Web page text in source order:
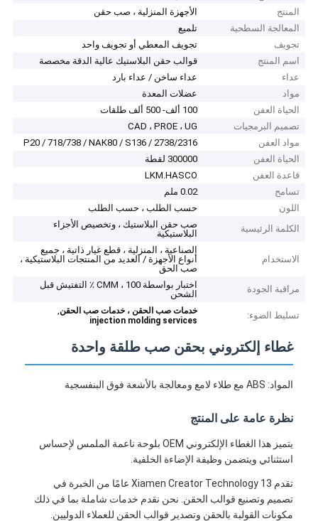
المنتج
الأجهزة المنزلية ، صب حقن
المعالجة السطحية
تلميع
تجويف
تجويف المعطي أو تجويف واحد
اسم المنتج
قوالب حقن البلاستيك عالية الدقة مخصصة
عداء
عداء ساخن / عداء بارد
مواد
عضلات المعدة
الحياة العفن
100 ألف- 500 ألف طلقات
تصميم البرمجيات
CAD ، PROE ، UG
مواد العفن
P20 / 718/738 / NAK80 / S136 / 2738/2316
الحياة العفن
300000 لقطة
قاعدة العفن
LKM.HASCO
تسامح
0.02 ملم
اللون
حسب الطلب ، حسب الطلب
الكلمة الرئيسية
صب حقن البلاستيك ، وتخصيص الأجزاء
البلاستيكية
الاستخدام
الصناعية ، المنزلية ، قطع غيار ذاتية ، جميع
أنواع الأجهزة / العديد من المنتجات البلاستيكية ،
صب الحق
مراقبة الجودة
اختبار بواسطة CMM ، 100 ٪ التفتيش قبل
الشحن
تسليط الضوء:
خدمات صب الحقن ، خدمات صب الحقن,
injection molding services
غطاء إلكتروني بحقن صب طلقة واحدة
المواد: ABS مع طلاء لامع ومعالجة بالأشعة فوق البنفسجية
نظرة عامة على المنتج
يتميز هذا الغطاء الإلكتروني OEM بلوحة ناعمة الملمس لإحساس
استثنائي ويتضمن وظيفة الإضاءة الخلفية.
تقدم Xiamen Creator Technology 13 عامًا من الخبرة في
تصميم وتصنيع قوالب الحقن. نحن نقدم خدمات شاملة بما في ذلك
مكونات القولبة بالحقن وتصدير قوالب الحقن للعملاء الدوليين.